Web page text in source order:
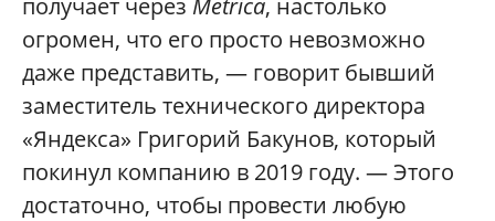
получает через Metrica, настолько
огромен, что его просто невозможно
даже представить, — говорит бывший
заместитель технического директора
«Яндекса» Григорий Бакунов, который
покинул компанию в 2019 году. — Этого
достаточно, чтобы провести любую